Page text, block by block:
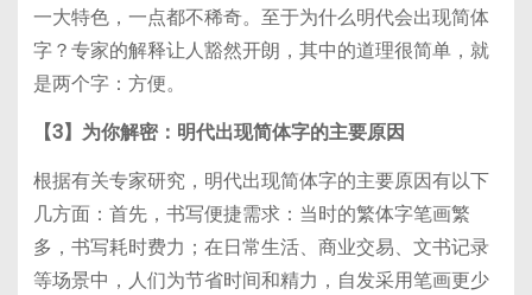
一大特色，一点都不稀奇。至于为什么明代会出现简体
字？专家的解释让人豁然开朗，其中的道理很简单，就
是两个字：方便。
【3】 为你解密： 明代出现简体字的主要原因
根据有关专家研究，明代出现简体字的主要原因有以下
几方面：首先，书写便捷需求：当时的繁体字笔画繁
多，书写耗时费力；在日常生活、商业交易、文书记录
等场景中，人们为节省时间和精力，自发采用笔画更少